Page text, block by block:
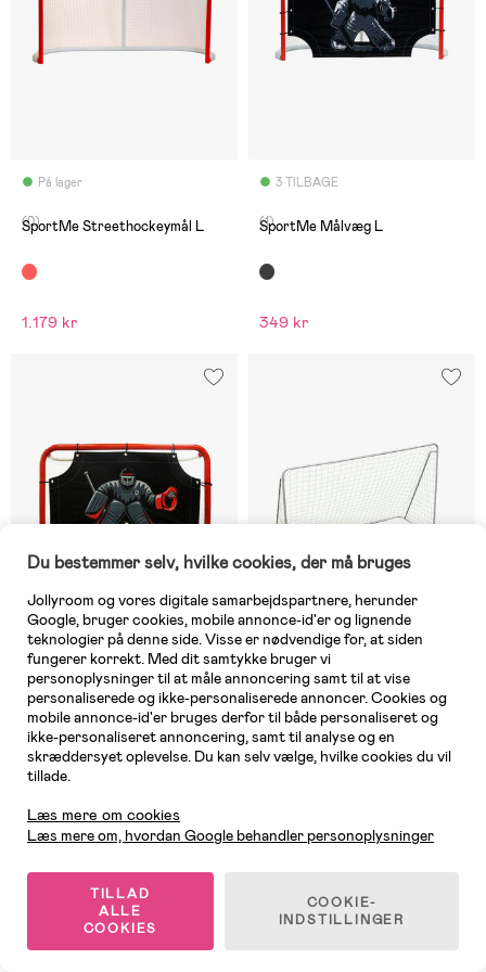
På lager
(0)
SportMe Streethockeymål L
1.179 kr
3 TILBAGE
(1)
SportMe Målvæg L
349 kr
På lager
(0)
SportMe Målvæg, Mellem
319 kr
På lager
(1)
SportMe Fodboldmål 305 x 205
x 120 cm
Du bestemmer selv, hvilke cookies, der må bruges
Jollyroom og vores digitale samarbejdspartnere, herunder
Google, bruger cookies, mobile annonce-id'er og lignende
teknologier på denne side. Visse er nødvendige for, at siden
fungerer korrekt. Med dit samtykke bruger vi
personoplysninger til at måle annoncering samt til at vise
personaliserede og ikke-personaliserede annoncer. Cookies og
mobile annonce-id'er bruges derfor til både personaliseret og
ikke-personaliseret annoncering, samt til analyse og en
skræddersyet oplevelse. Du kan selv vælge, hvilke cookies du vil
tillade.
Læs mere om cookies
Læs mere om, hvordan Google behandler personoplysninger
TILLAD
ALLE
COOKIES
COOKIE-
INDSTILLINGER